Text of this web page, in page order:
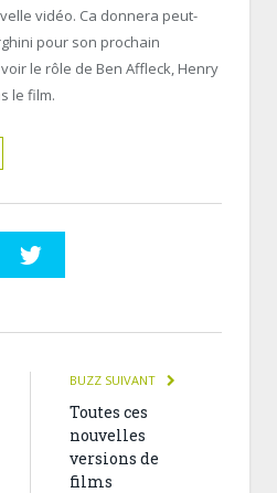
vidéo. Ca donnera peut-
pour son prochain
le rôle de Ben Affleck, Henry
le film.
BUZZ SUIVANT
Toutes ces
nouvelles
versions de
films